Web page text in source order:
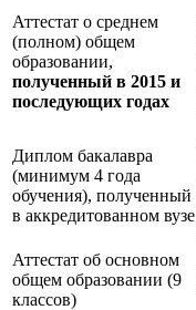
Аттестат о среднем
(полном) общем
образовании,
полученный в 2015 и
последующих годах
Диплом бакалавра
(минимум 4 года
обучения), полученный
в аккредитованном вузе
Аттестат об основном
общем образовании (9
классов)